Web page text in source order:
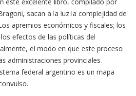
sacan a la luz la complejidad de
apremios económicos y fiscales; los
efectos de las políticas del
el modo en que este proceso
administraciones provinciales.
federal argentino es un mapa